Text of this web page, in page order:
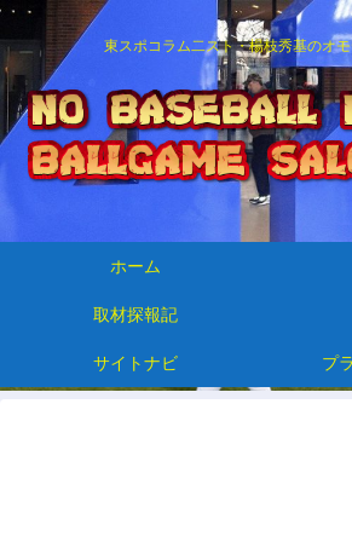
東スポコラム二スト・楊枝秀基のオ
ホーム
取材探報記
サイトナビ プ